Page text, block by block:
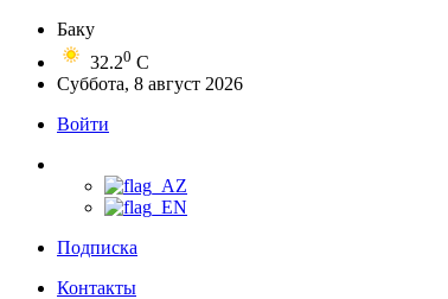
Баку
32.20 C
Суббота, 8 август 2026
Войти
Подписка
Контакты